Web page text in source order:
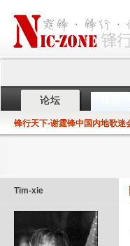
论坛
锋行天下-谢霆锋中国内地歌迷
Tim-xie